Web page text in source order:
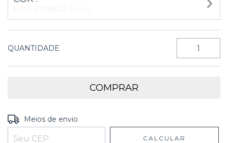
QUANTIDADE
Entregas para o CEP:
Meios de envio
CALCULAR